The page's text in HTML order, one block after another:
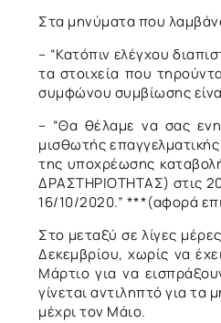
Στα μηνύματα που
– “Κατόπιν ελέγχου
τα στοιχεία που
συμφώνου συμβίωσης
– “Θα θέλαμε να σας
μισθωτής
της υποχρέωσης
ΔΡΑΣΤΗΡΙΟΤΗΤΑΣ) στις
16/10/2020.” ***(αφορά
Στο μεταξύ σε λίγες
Δεκεμβρίου, χωρίς να
Μάρτιο για να
γίνεται αντιληπτό για τα
μέχρι τον Μάιο.